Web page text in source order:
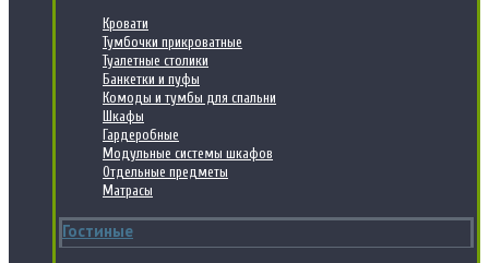
Кровати
Тумбочки прикроватные
Туалетные столики
Банкетки и пуфы
Комоды и тумбы для спальни
Шкафы
Гардеробные
Модульные системы шкафов
Отдельные предметы
Матрасы
Гостиные